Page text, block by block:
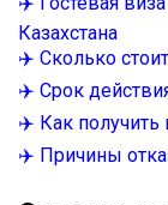
Казахстана
✈️ Сколько
✈️ Срок
✈️ Как
✈️ Причины